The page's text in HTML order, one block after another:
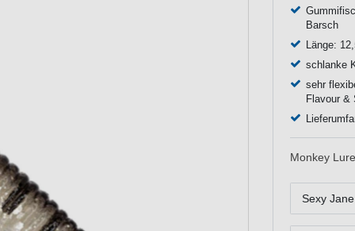
Barsch
Länge:
schlanke
sehr
Flavour &
Monkey
Sexy Jane